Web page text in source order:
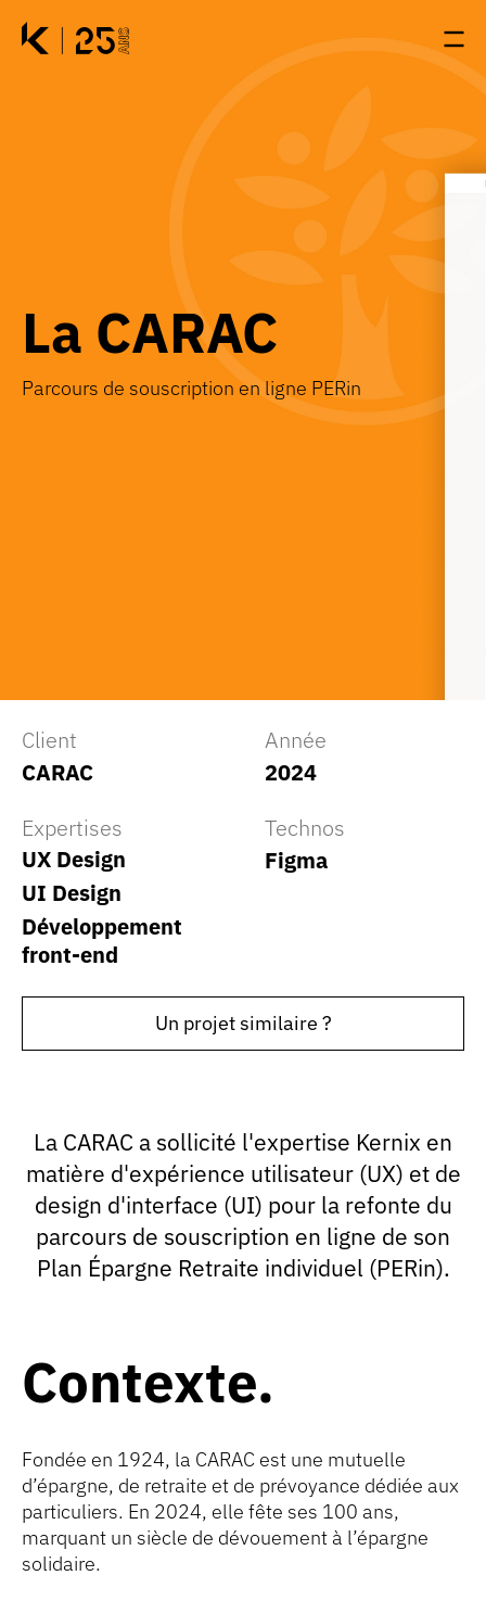
Accueil - Kernix
Accueil - Kernix
La CARAC
Parcours de souscription en ligne PERin
Client
CARAC
Expertises
UX Design
UI Design
Développement
front-end
Technos
Figma
Année
2024
Un projet similaire ?
La CARAC a sollicité l'expertise Kernix en
matière d'expérience utilisateur (UX) et de
design d'interface (UI) pour la refonte du
parcours de souscription en ligne de son
Plan Épargne Retraite individuel (PERin).
Contexte
Fondée en 1924, la CARAC est une mutuelle
d’épargne, de retraite et de prévoyance dédiée aux
particuliers. En 2024, elle fête ses 100 ans,
marquant un siècle de dévouement à l’épargne
solidaire.